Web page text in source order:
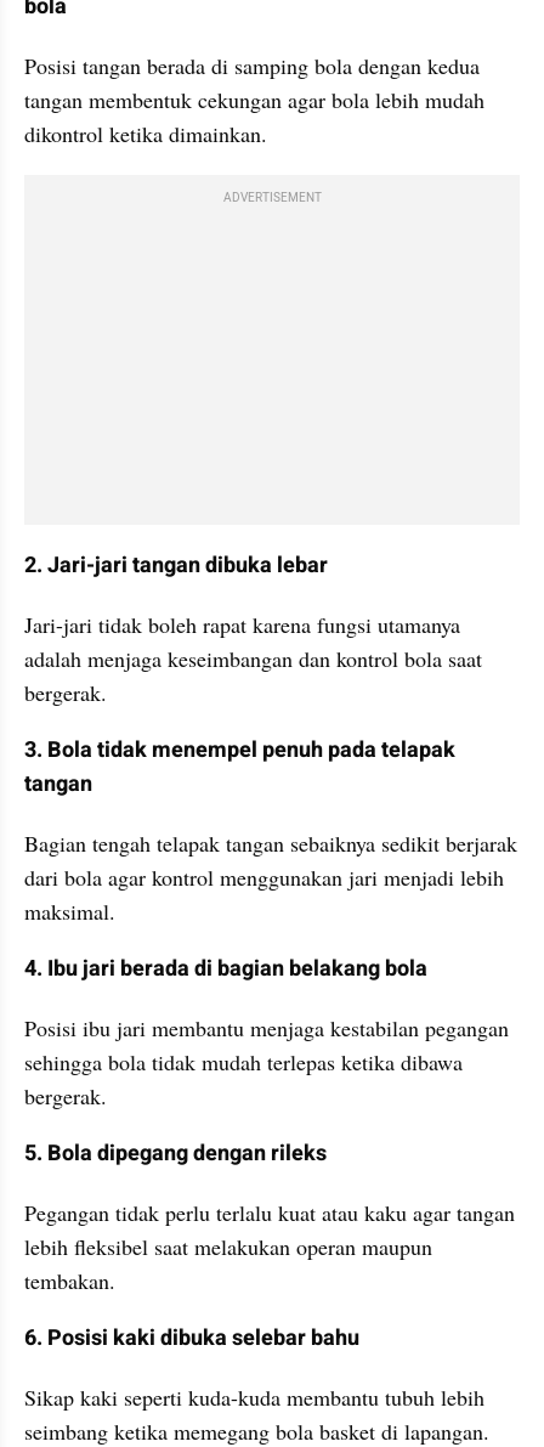
bola
Posisi tangan berada di samping bola dengan kedua
tangan membentuk cekungan agar bola lebih mudah
dikontrol ketika dimainkan.
ADVERTISEMENT
2. Jari-jari tangan dibuka lebar
Jari-jari tidak boleh rapat karena fungsi utamanya
adalah menjaga keseimbangan dan kontrol bola saat
bergerak.
3. Bola tidak menempel penuh pada telapak
tangan
Bagian tengah telapak tangan sebaiknya sedikit berjarak
dari bola agar kontrol menggunakan jari menjadi lebih
maksimal.
4. Ibu jari berada di bagian belakang bola
Posisi ibu jari membantu menjaga kestabilan pegangan
sehingga bola tidak mudah terlepas ketika dibawa
bergerak.
5. Bola dipegang dengan rileks
Pegangan tidak perlu terlalu kuat atau kaku agar tangan
lebih fleksibel saat melakukan operan maupun
tembakan.
6. Posisi kaki dibuka selebar bahu
Sikap kaki seperti kuda-kuda membantu tubuh lebih
seimbang ketika memegang bola basket di lapangan.